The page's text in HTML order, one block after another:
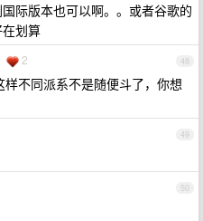
际版本也可以啊。。或者谷歌的
划算
48
2
样不同派系不是随便斗了，你想
49
50